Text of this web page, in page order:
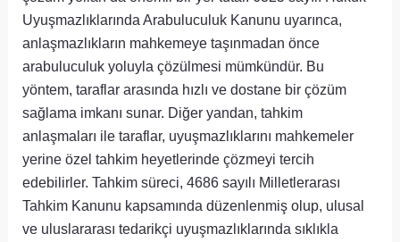
Uyuşmazlıklarında Arabuluculuk Kanunu uyarınca,
anlaşmazlıkların mahkemeye taşınmadan önce
arabuluculuk yoluyla çözülmesi mümkündür. Bu
yöntem, taraflar arasında hızlı ve dostane bir çözüm
sağlama imkanı sunar. Diğer yandan, tahkim
anlaşmaları ile taraflar, uyuşmazlıklarını mahkemeler
yerine özel tahkim heyetlerinde çözmeyi tercih
edebilirler. Tahkim süreci, 4686 sayılı Milletlerarası
Tahkim Kanunu kapsamında düzenlenmiş olup, ulusal
ve uluslararası tedarikçi uyuşmazlıklarında sıklıkla